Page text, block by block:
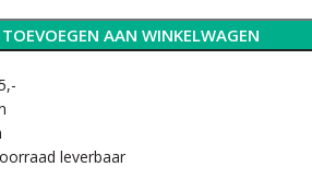
TOEVOEGEN AAN WINKELWAGEN
leverbaar